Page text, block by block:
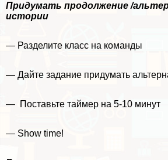
Придумать продолжение /
истории
— Разделите класс на комaнды
— Дайте задание придумать
— Поставьте таймер на 5-10 минут
— Show time!